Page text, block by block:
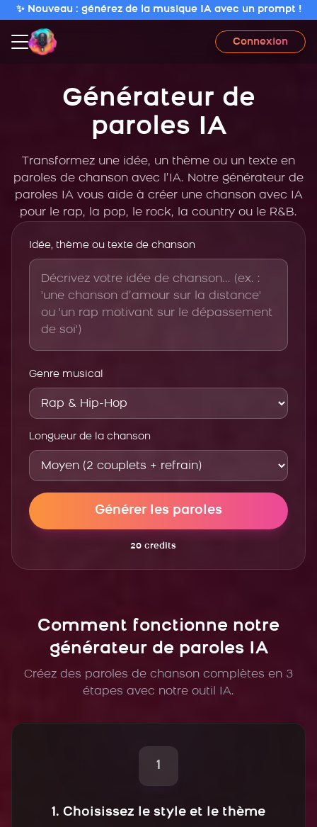
✨ Nouveau : générez de la musique IA avec un prompt !
Connexion
Générateur de
paroles IA
Transformez une idée, un thème ou un texte en
paroles de chanson avec l’IA. Notre générateur de
paroles IA vous aide à créer une chanson avec IA
pour le rap, la pop, le rock, la country ou le R&B.
Idée, thème ou texte de chanson
Genre musical
Longueur de la chanson
Générer les paroles
20credits
Comment fonctionne notre
générateur de paroles IA
Créez des paroles de chanson complètes en 3
étapes avec notre outil IA.
1
1. Choisissez le style et le thème